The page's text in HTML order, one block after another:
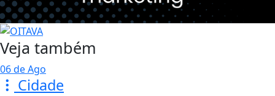
Veja também
06 de Ago
Cidade